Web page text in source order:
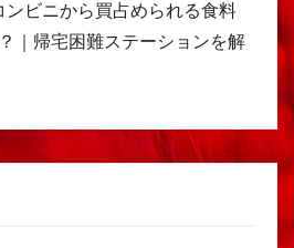
ビニから買占められる食料
｜帰宅困難ステーションを解